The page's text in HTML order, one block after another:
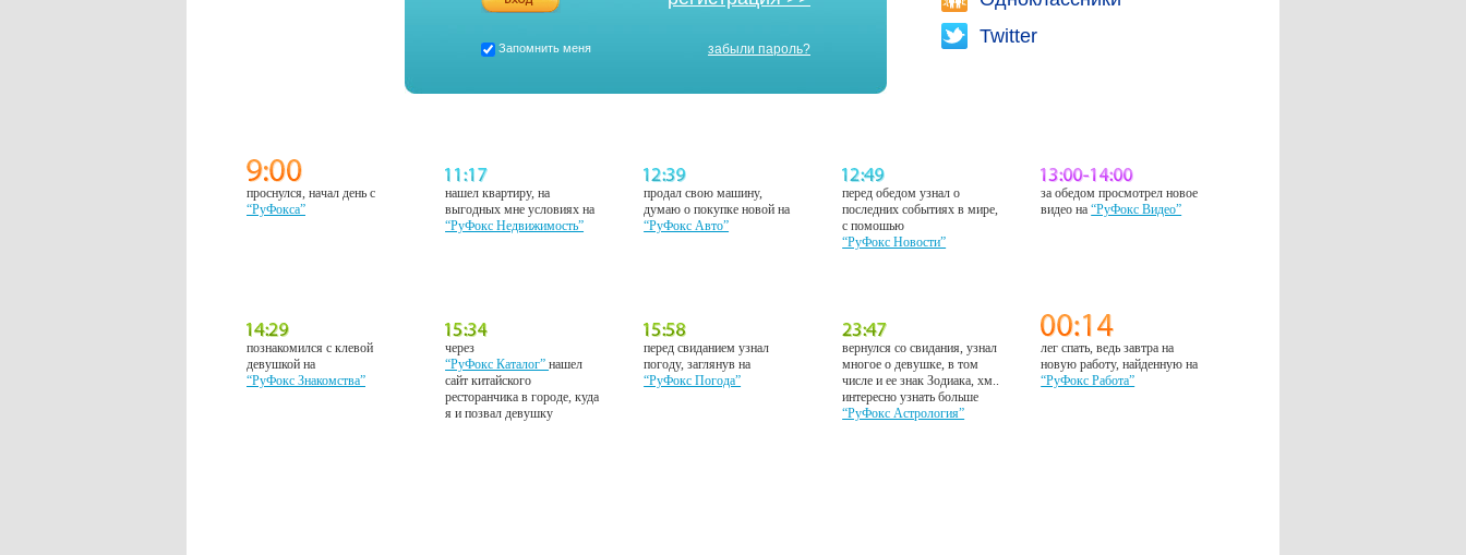
Twitter
Запомнить меня забыли пароль?
проснулся, начал день с
“РуФокса”
нашел квартиру, на
выгодных мне условиях на
“РуФокс Недвижимость”
продал свою машину,
думаю о покупке новой на
“РуФокс Авто”
перед обедом узнал о
последних событиях в мире,
с помошью
“РуФокс Новости”
за обедом просмотрел новое
видео на“РуФокс Видео”
познакомился с клевой
девушкой на
“РуФокс Знакомства”
через
“РуФокс Каталог”нашел
сайт китайского
ресторанчика в городе, куда
я и позвал девушку
перед свиданием узнал
погоду, заглянув на
“РуФокс Погода”
вернулся со свидания, узнал
многое о девушке, в том
числе и ее знак Зодиака, хм..
интересно узнать больше
“РуФокс Астрология”
лег спать, ведь завтра на
новую работу, найденную на
“РуФокс Работа”